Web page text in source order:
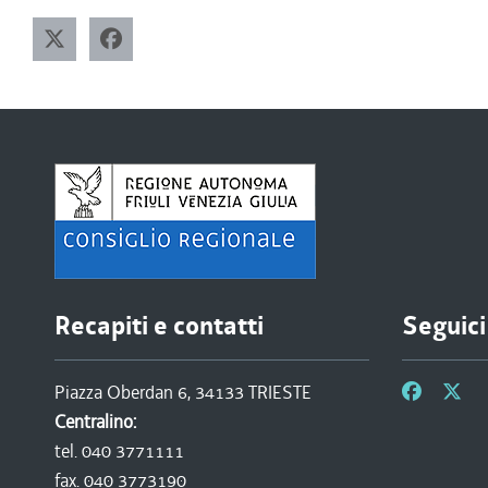
Recapiti e contatti
Piazza Oberdan 6, 34133 TRIESTE
Centralino:
tel. 040 3771111
fax. 040 3773190